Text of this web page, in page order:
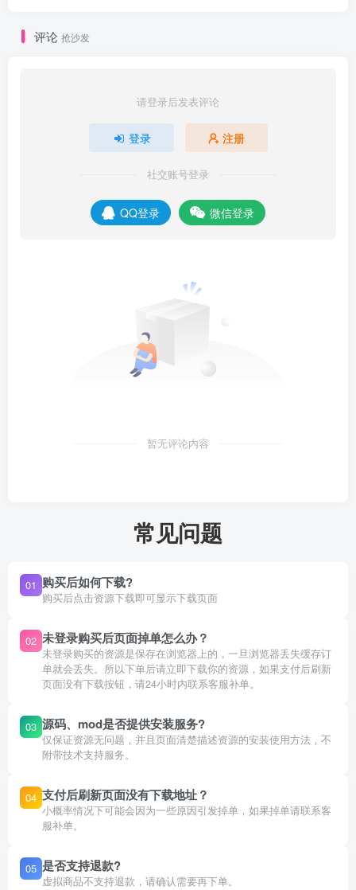
评论 抢沙发
请登录后发表评论
登录 注册
社交账号登录
QQ登录 微信登录
暂无评论内容
常见问题
01 购买后如何下载?
购买后点击资源下载即可显示下载页面
02 未登录购买后页面掉单怎么办？
未登录购买的资源是保存在浏览器上的，一旦浏览器丢失缓存订
单就会丢失。所以下单后请立即下载你的资源，如果支付后刷新
页面没有下载按钮，请24小时内联系客服补单。
03 源码、mod是否提供安装服务?
仅保证资源无问题，并且页面清楚描述资源的安装使用方法，不
附带技术支持服务。
04 支付后刷新页面没有下载地址？
小概率情况下可能会因为一些原因引发掉单，如果掉单请联系客
服补单。
05 是否支持退款?
虚拟商品不支持退款，请确认需要再下单。